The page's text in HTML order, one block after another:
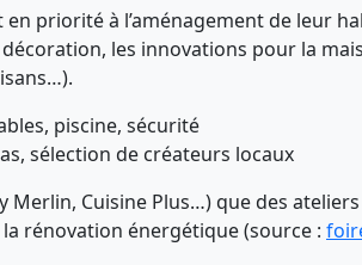
priorité à l’aménagement de leur
les innovations pour la
piscine, sécurité
sélection de créateurs locaux
Cuisine Plus…) que des
rénovation énergétique (source :